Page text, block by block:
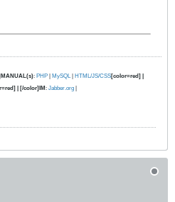
: PHP MySQL HTML/JS/CSS[color=red] |
| [/color]IM : Jabber.org